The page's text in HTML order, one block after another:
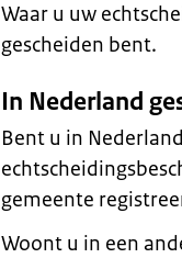
Waar u uw
gescheiden bent.
In Nederland
Bent u in
gemeente
Woont u in een